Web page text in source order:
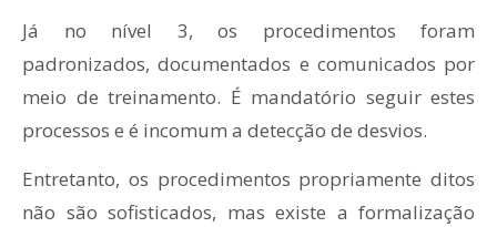
Já no nível 3, os procedimentos foram
padronizados, documentados e comunicados por
meio de treinamento. É mandatório seguir estes
processos e é incomum a detecção de desvios.
Entretanto, os procedimentos propriamente ditos
não são sofisticados, mas existe a formalização